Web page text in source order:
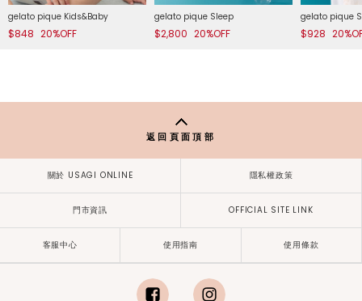
gelato pique Kids&Baby
$848 20%OFF
gelato pique Sleep
$2,800 20%OFF
gelato pique
$928
返回頁面頂部
關於 USAGI ONLINE 隱私權政策
門市資訊 OFFICIAL SITE LINK
客服中心 使用指南 使用條款